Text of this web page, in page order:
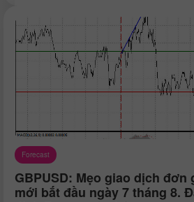
Forecast
GBPUSD: Mẹo giao dịch đơn
mới bắt đầu ngày 7 tháng 8.